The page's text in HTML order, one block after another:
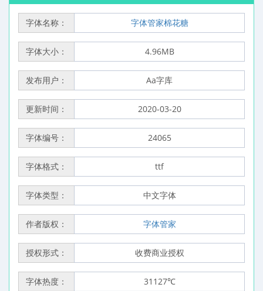
字体名称： 字体管家棉花糖
字体大小： 4.96MB
发布用户： Aa字库
更新时间： 2020-03-20
字体编号： 24065
字体格式： ttf
字体类型： 中文字体
作者版权： 字体管家
授权形式： 收费商业授权
字体热度： 31127℃